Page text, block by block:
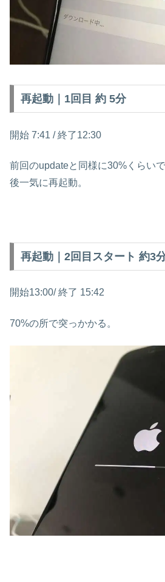
再起動｜1回目 約 5分
開始 7:41 / 終了12:30
前回のupdateと同様に30%くらい
後一気に再起動。
再起動｜2回目スタート 約3
開始13:00/ 終了 15:42
70%の所で突っかかる。